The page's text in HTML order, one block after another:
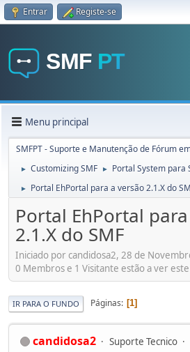
Entrar Registe-se
Menu principal
SMFPT - Suporte e Manutenção de Fórum
► Customizing SMF ► Portal System para
► Portal EhPortal para a versão 2.1.X do
Portal EhPortal
2.1.X do SMF
Iniciado por candidosa2, 28 de
0 Membros e 1 Visitante estão a ver
IR PARA O FUNDO Páginas 1
candidosa2 Suporte Tecnico